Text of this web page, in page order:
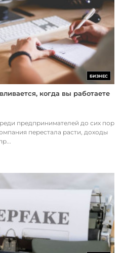
БИЗНЕС
когда вы работаете
предпринимателей до сих пор
перестала расти, доходы